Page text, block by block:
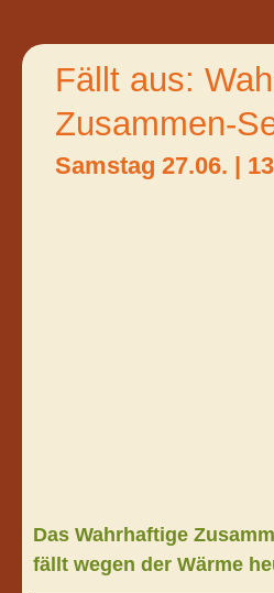
Fällt aus:
Zusammen-
Samstag 27.06. |
Das Wahrhaftige
fällt wegen der Wärme